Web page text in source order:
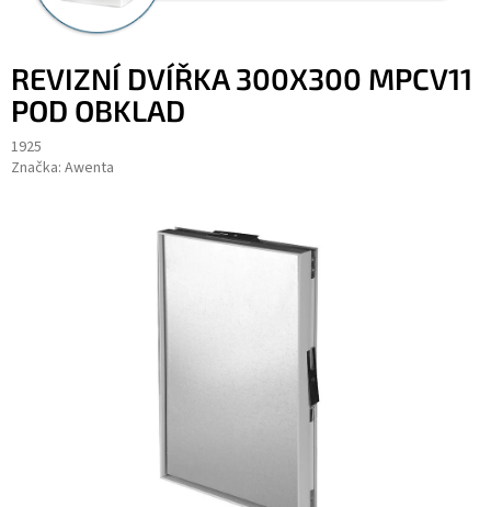
REVIZNÍ DVÍŘKA 300X300 MPCV11
POD OBKLAD
1925
Značka: Awenta